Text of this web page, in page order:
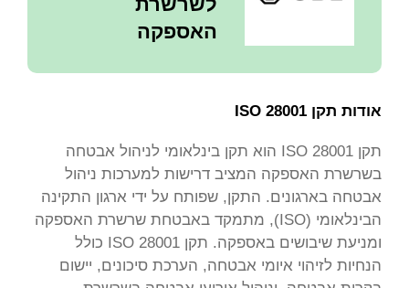
האספקה
אודות תקן 28001 ISO
תקן ISO 28001 הוא תקן בינלאומי לניהול אבטחה
בשרשרת האספקה המציב דרישות למערכות ניהול
אבטחה בארגונים. התקן, שפותח על ידי ארגון התקינה
הבינלאומי (ISO), מתמקד באבטחת שרשרת האספקה
ומניעת שיבושים באספקה. תקן ISO 28001 כולל
הנחיות לזיהוי איומי אבטחה, הערכת סיכונים, יישום